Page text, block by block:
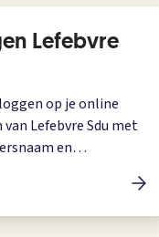
Lefebvre
op je online
Lefebvre Sdu met
en